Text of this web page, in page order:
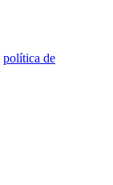
política de